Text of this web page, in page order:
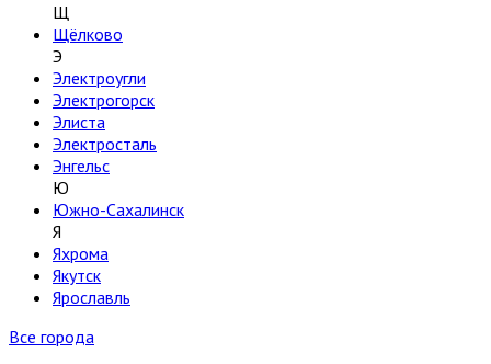
Щ
Щёлково
Э
Электроугли
Электрогорск
Элиста
Электросталь
Энгельс
Ю
Южно-Сахалинск
Я
Яхрома
Якутск
Ярославль
Все города